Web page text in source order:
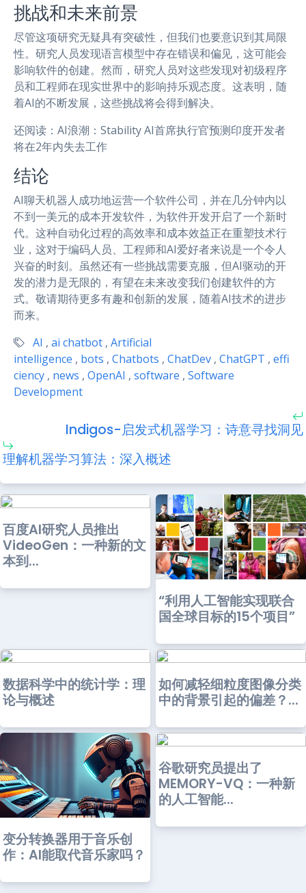
挑战和未来前景
尽管这项研究无疑具有突破性，但我们也要意识到其局限
性。研究人员发现语言模型中存在错误和偏见，这可能会
影响软件的创建。然而，研究人员对这些发现对初级程序
员和工程师在现实世界中的影响持乐观态度。这表明，随
着AI的不断发展，这些挑战将会得到解决。
还阅读：AI浪潮：Stability AI首席执行官预测印度开发者
将在2年内失去工作
结论
AI聊天机器人成功地运营一个软件公司，并在几分钟内以
不到一美元的成本开发软件，为软件开发开启了一个新时
代。这种自动化过程的高效率和成本效益正在重塑技术行
业，这对于编码人员、工程师和AI爱好者来说是一个令人
兴奋的时刻。虽然还有一些挑战需要克服，但AI驱动的开
发的潜力是无限的，有望在未来改变我们创建软件的方
式。敬请期待更多有趣和创新的发展，随着AI技术的进步
而来。
AI , ai chatbot , Artificial
intelligence , bots , Chatbots , ChatDev , ChatGPT , effi
ciency , news , OpenAI , software , Software
Development
Indigos-启发式机器学习：诗意寻找洞见
理解机器学习算法：深入概述
百度AI研究人员推出
VideoGen：一种新的文
本到...
“利用人工智能实现联合
国全球目标的15个项目”
数据科学中的统计学：理
论与概述
如何减轻细粒度图像分类
中的背景引起的偏差？...
变分转换器用于音乐创
作：AI能取代音乐家吗？
谷歌研究员提出了
MEMORY-VQ：一种新
的人工智能...